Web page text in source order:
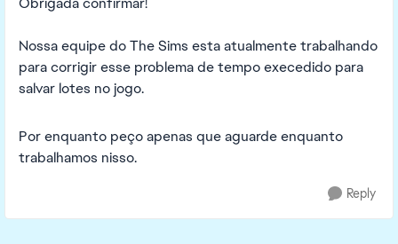
Nossa equipe do The Sims esta atualmente trabalhando
para corrigir esse problema de tempo execedido para
salvar lotes no jogo.
Por enquanto peço apenas que aguarde enquanto
trabalhamos nisso.
Reply